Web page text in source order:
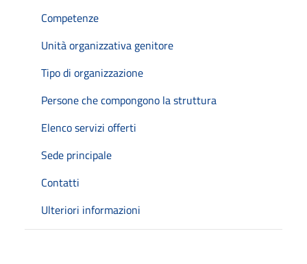
Competenze
Unità organizzativa genitore
Tipo di organizzazione
Persone che compongono la struttura
Elenco servizi offerti
Sede principale
Contatti
Ulteriori informazioni